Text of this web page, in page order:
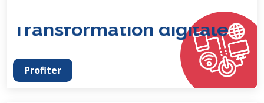
Transformation digitale
Profiter